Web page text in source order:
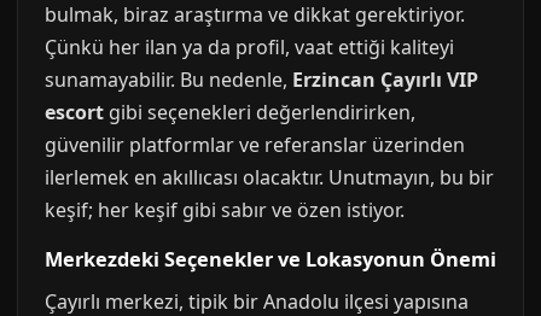
bulmak, biraz araştırma ve dikkat gerektiriyor.
Çünkü her ilan ya da profil, vaat ettiği kaliteyi
sunamayabilir. Bu nedenle, Erzincan Çayırlı VIP
escort gibi seçenekleri değerlendirirken,
güvenilir platformlar ve referanslar üzerinden
ilerlemek en akıllıcası olacaktır. Unutmayın, bu bir
keşif; her keşif gibi sabır ve özen istiyor.
Merkezdeki Seçenekler ve Lokasyonun Önemi
Çayırlı merkezi, tipik bir Anadolu ilçesi yapısına